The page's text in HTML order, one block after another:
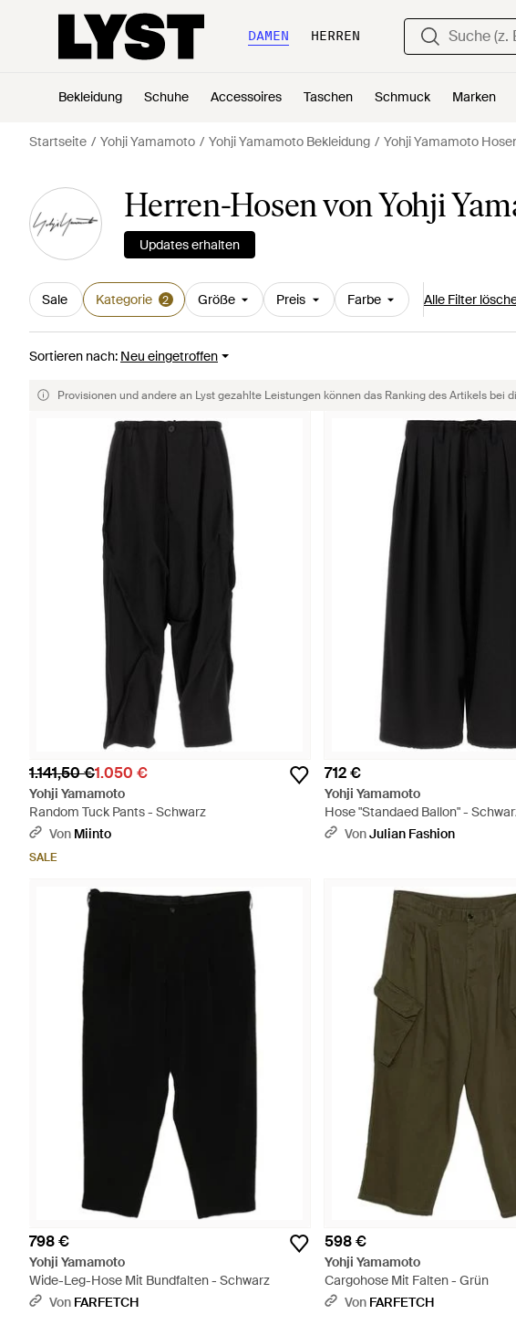
DAMEN HERREN
Bekleidung Schuhe Accessoires Taschen Schmuck Marken
Startseite Yohji Yamamoto Yohji Yamamoto Bekleidung Yohji Yamamoto
Herren-Hosen von Yohji
Updates erhalten
Sale Kategorie 2 Größe Preis Farbe Alle Filter
Sortieren nach: Neu eingetroffen
Provisionen und andere an Lyst gezahlte Leistungen können das Ranking des Artikels
1.141,50 €1.050 €
Yohji Yamamoto
Random Tuck Pants - Schwarz
Von Miinto
SALE
712 €
Yohji Yamamoto
Hose "Standaed Ballon" -
VonJulian Fashion
798 €
Yohji Yamamoto
Wide-Leg-Hose Mit Bundfalten - Schwarz
Von FARFETCH
598 €
Yohji Yamamoto
Cargohose Mit Falten - Grün
Von FARFETCH